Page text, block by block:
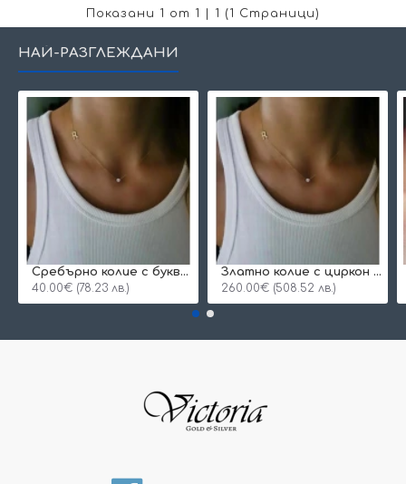
Показани 1 от 1 | 1 (1 Страници)
НАЙ-РАЗГЛЕЖДАНИ
Сребърнo колие с буква и едно камъче
40.00€ (78.23 лв.)
Златно колие с циркон и буква по избор
260.00€ (508.52 лв.)